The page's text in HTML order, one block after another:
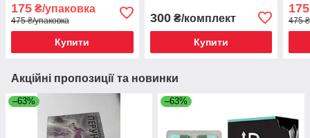
175 ₴/упаковка
475 ₴/упаковка
Купити
300₴/комплект
Купити
175
475
Акційні пропозиції та новинки
–63% –63%